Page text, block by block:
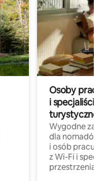
Osoby
i specjaliści z
turystycznej
Wygodne
dla nomadów
i osób
z Wi-Fi i
przestrzenią